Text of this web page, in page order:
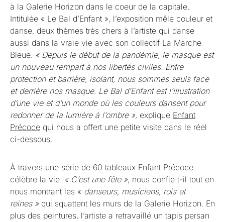
à la Galerie Horizon dans le coeur de la capitale.
Intitulée « Le Bal d’Enfant », l’exposition mêle couleur et
danse, deux thèmes très chers à l’artiste qui danse
aussi dans la vraie vie avec son collectif La Marche
Bleue. « Depuis le début de la pandémie, le masque est
un nouveau rempart à nos libertés civiles. Entre
protection et barrière, isolant, nous sommes seuls face
et derrière nos masque. Le Bal d’Enfant est l’illustration
d’une vie et d’un monde où les couleurs dansent pour
redonner de la lumière à l’ombre », explique Enfant
Précoce qui nous a offert une petite visite dans le réel
ci-dessous.
À travers une série de 60 tableaux Enfant Précoce
célèbre la vie. « C’est une fête », nous confie t-il tout en
nous montrant les « danseurs, musiciens, rois et
reines » qui squattent les murs de la Galerie Horizon. En
plus des peintures, l’artiste a retravaillé un tapis persan